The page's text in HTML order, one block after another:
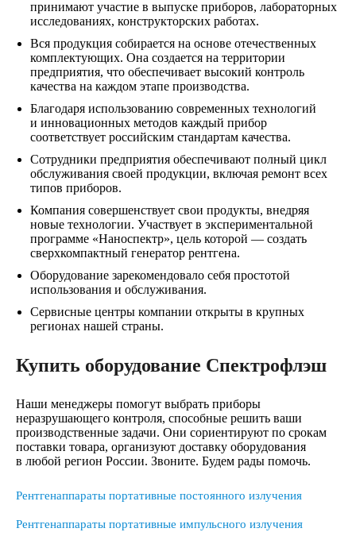
принимают участие в выпуске приборов, лабораторных
исследованиях, конструкторских работах.
Вся продукция собирается на основе отечественных
комплектующих. Она создается на территории
предприятия, что обеспечивает высокий контроль
качества на каждом этапе производства.
Благодаря использованию современных технологий
и инновационных методов каждый прибор
соответствует российским стандартам качества.
Сотрудники предприятия обеспечивают полный цикл
обслуживания своей продукции, включая ремонт всех
типов приборов.
Компания совершенствует свои продукты, внедряя
новые технологии. Участвует в экспериментальной
программе «Наноспектр», цель которой — создать
сверхкомпактный генератор рентгена.
Оборудование зарекомендовало себя простотой
использования и обслуживания.
Сервисные центры компании открыты в крупных
регионах нашей страны.
Купить оборудование Спектрофлэш
Наши менеджеры помогут выбрать приборы
неразрушающего контроля, способные решить ваши
производственные задачи. Они сориентируют по срокам
поставки товара, организуют доставку оборудования
в любой регион России. Звоните. Будем рады помочь.
Рентгенаппараты портативные постоянного излучения
Рентгенаппараты портативные импульсного излучения